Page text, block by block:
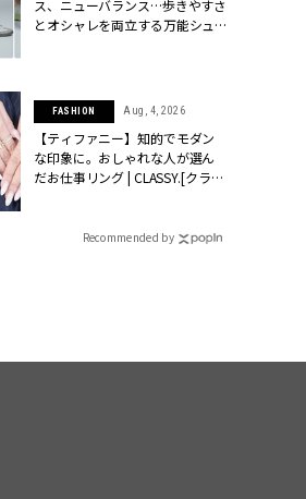
ス、ニューバランス…歩きやすさ
とオシャレを両立する万能シュ
FASHION Aug, 4, 2026
【ティファニー】知的でモダン
な印象に。おしゃれな人が選ん
だお仕事リング | CLASSY.[クラッ
Recommended by